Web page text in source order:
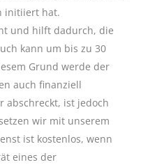
initiiert hat.
und hilft dadurch, die
kann um bis zu 30
Grund werde der
auch finanziell
abschreckt, ist jedoch
wir mit unserem
ist kostenlos, wenn
eines der